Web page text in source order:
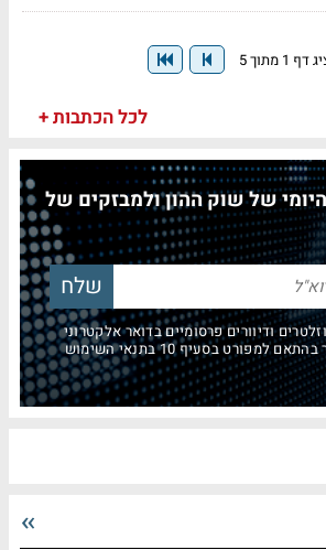
1 מתוך 5
לכל הכתבות +
של שוק ההון ולמבזקים של
ודיוורים פרסומיים בדואר אלקטרוני
בסעיף 10 בתנאי השימוש